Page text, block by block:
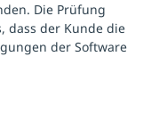
Die Prüfung
dass der Kunde die
der Software